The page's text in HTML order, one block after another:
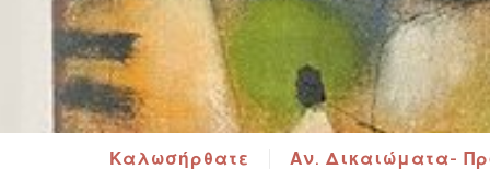
Καλωσήρθατε Αν. Δικαιώματα-